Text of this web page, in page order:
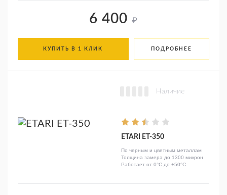
6 400 ₽
КУПИТЬ В 1 КЛИК ПОДРОБНЕЕ
Наличие
ETARI ET-350
По черным и цветным металлам
Толщина замера до 1300 микрон
Работает от 0°C до +50°C